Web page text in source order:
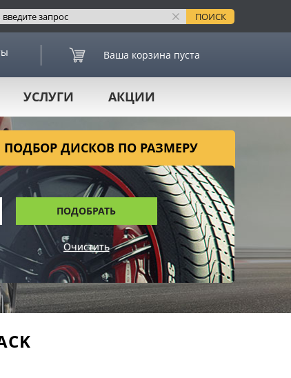
Ваша корзина пуста
УСЛУГИ АКЦИИ
ПОДБОР ДИСКОВ ПО РАЗМЕРУ
ПОДОБРАТЬ